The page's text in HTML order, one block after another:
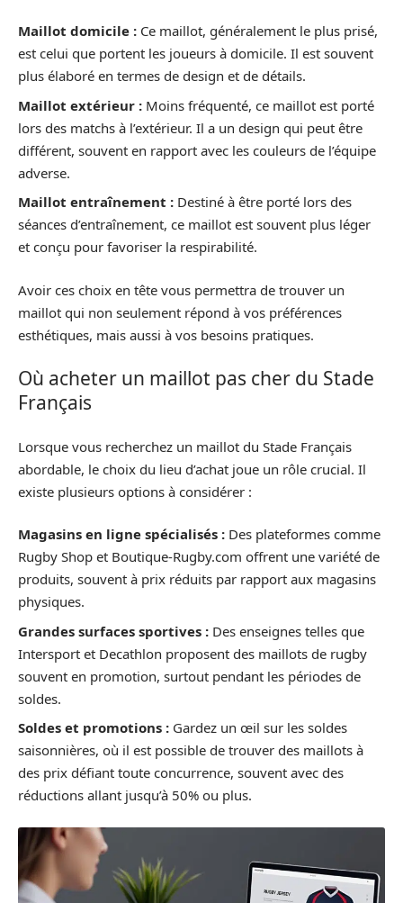
Maillot domicile : Ce maillot, généralement le plus prisé,
est celui que portent les joueurs à domicile. Il est souvent
plus élaboré en termes de design et de détails.
Maillot extérieur : Moins fréquenté, ce maillot est porté
lors des matchs à l’extérieur. Il a un design qui peut être
différent, souvent en rapport avec les couleurs de l’équipe
adverse.
Maillot entraînement : Destiné à être porté lors des
séances d’entraînement, ce maillot est souvent plus léger
et conçu pour favoriser la respirabilité.
Avoir ces choix en tête vous permettra de trouver un
maillot qui non seulement répond à vos préférences
esthétiques, mais aussi à vos besoins pratiques.
Où acheter un maillot pas cher du Stade
Français
Lorsque vous recherchez un maillot du Stade Français
abordable, le choix du lieu d’achat joue un rôle crucial. Il
existe plusieurs options à considérer :
Magasins en ligne spécialisés : Des plateformes comme
Rugby Shop et Boutique-Rugby.com offrent une variété de
produits, souvent à prix réduits par rapport aux magasins
physiques.
Grandes surfaces sportives : Des enseignes telles que
Intersport et Decathlon proposent des maillots de rugby
souvent en promotion, surtout pendant les périodes de
soldes.
Soldes et promotions : Gardez un œil sur les soldes
saisonnières, où il est possible de trouver des maillots à
des prix défiant toute concurrence, souvent avec des
réductions allant jusqu’à 50% ou plus.